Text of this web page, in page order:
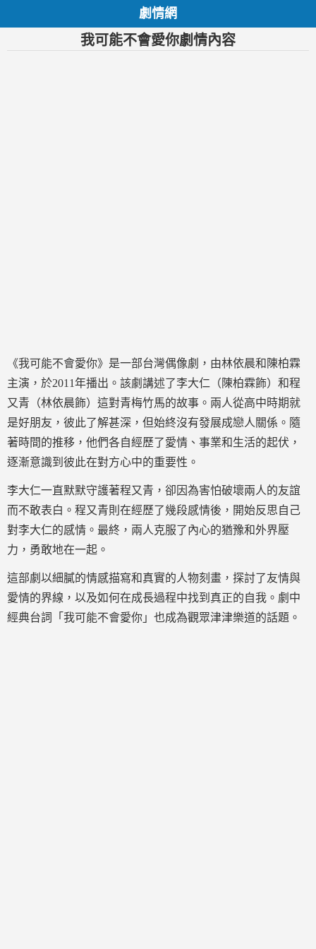
劇情網
我可能不會愛你劇情內容
《我可能不會愛你》是一部台灣偶像劇，由林依晨和陳柏霖
主演，於2011年播出。該劇講述了李大仁（陳柏霖飾）和程
又青（林依晨飾）這對青梅竹馬的故事。兩人從高中時期就
是好朋友，彼此了解甚深，但始終沒有發展成戀人關係。隨
著時間的推移，他們各自經歷了愛情、事業和生活的起伏，
逐漸意識到彼此在對方心中的重要性。
李大仁一直默默守護著程又青，卻因為害怕破壞兩人的友誼
而不敢表白。程又青則在經歷了幾段感情後，開始反思自己
對李大仁的感情。最終，兩人克服了內心的猶豫和外界壓
力，勇敢地在一起。
這部劇以細膩的情感描寫和真實的人物刻畫，探討了友情與
愛情的界線，以及如何在成長過程中找到真正的自我。劇中
經典台詞「我可能不會愛你」也成為觀眾津津樂道的話題。